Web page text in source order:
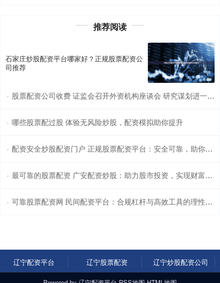
推荐阅读
石家庄炒股配资平台哪家好？正规股票配资公
司推荐
· 股票配资公司收费 证监会召开外资机构座谈会 研究谋划进一步全面深化资本市场改革开放一揽子举措
· 哪些股票配过股 体验无风险炒股，配资模拟助你提升
· 配资安全炒股配资门户 正规股票配资平台：安全可靠，助你财富增值
· 最可靠的股票配资 广安配资炒股：助力股市投资，实现财富梦想
· 可靠股票配资网 民间配资平台：合规杠杆与高效工具的理性解析
辽宁配资平台 辽宁股票配资 辽宁炒股配资公司